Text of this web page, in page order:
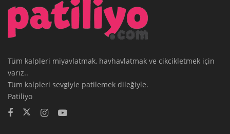
Tüm kalpleri miyavlatmak, havhavlatmak ve cikcikletmek için
varız..
Tüm kalpleri sevgiyle patilemek dileğiyle.
Patiliyo